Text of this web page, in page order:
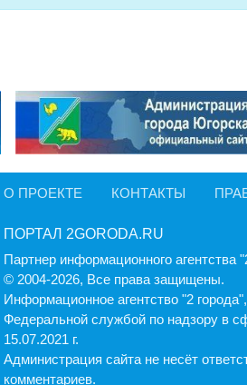
О ПРОЕКТЕ КОНТАКТЫ
ПОРТАЛ 2GORODA.RU
Партнер информационного агентства
© 2004-2026, Все права защищены.
Информационное агентство "2
Федеральной службой по надзору в
15.07.2021 г.
Администрация cайта не несёт
комментариев.